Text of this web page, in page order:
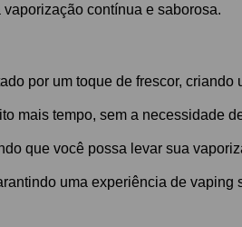
contínua e saborosa.
por um toque de frescor, criando
mais tempo, sem a necessidade
que você possa levar sua
uma experiência de vaping